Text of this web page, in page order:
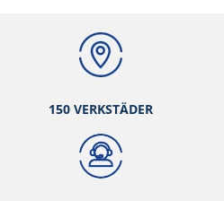
150 VERKSTÄDER